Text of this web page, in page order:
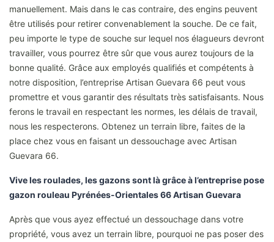
manuellement. Mais dans le cas contraire, des engins peuvent
être utilisés pour retirer convenablement la souche. De ce fait,
peu importe le type de souche sur lequel nos élagueurs devront
travailler, vous pourrez être sûr que vous aurez toujours de la
bonne qualité. Grâce aux employés qualifiés et compétents à
notre disposition, l’entreprise Artisan Guevara 66 peut vous
promettre et vous garantir des résultats très satisfaisants. Nous
ferons le travail en respectant les normes, les délais de travail,
nous les respecterons. Obtenez un terrain libre, faites de la
place chez vous en faisant un dessouchage avec Artisan
Guevara 66.
Vive les roulades, les gazons sont là grâce à l’entreprise pose
gazon rouleau Pyrénées-Orientales 66 Artisan Guevara
Après que vous ayez effectué un dessouchage dans votre
propriété, vous avez un terrain libre, pourquoi ne pas poser des